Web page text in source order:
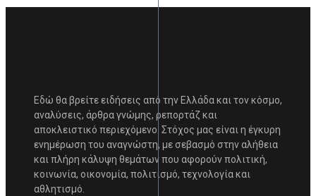
Εδώ θα βρείτε ειδήσεις από την Ελλάδα και τον κόσμο,
αναλύσεις, άρθρα γνώμης, ρεπορτάζ και
αποκλειστικό περιεχόμενο. Στόχος μας είναι η έγκυρη
ενημέρωση του αναγνώστη, με σεβασμό στην αλήθεια
και πλήρη κάλυψη θεμάτων που αφορούν πολιτική,
κοινωνία, οικονομία, πολιτισμό, τεχνολογία και
αθλητισμό.